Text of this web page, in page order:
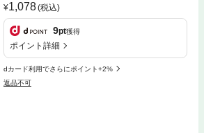
1,078(税込)
9pt獲得
ポイント詳細
dカード利用でさらにポイント+2%
返品不可